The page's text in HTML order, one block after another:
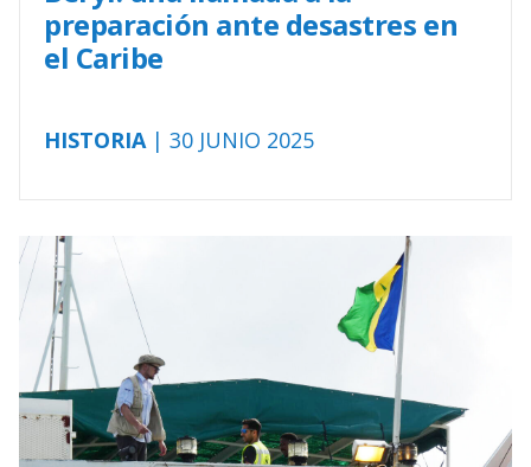
preparación ante desastres en
el Caribe
HISTORIA| 30 JUNIO 2025